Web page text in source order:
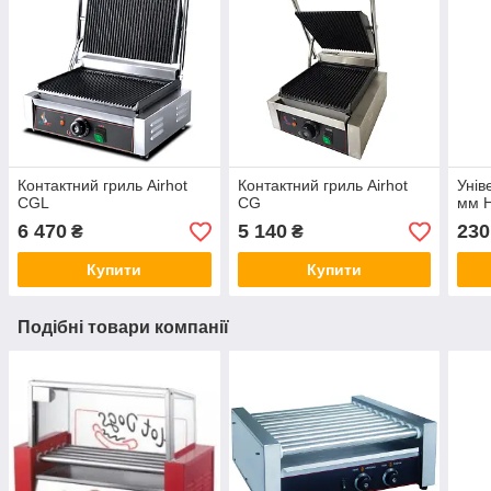
Контактний гриль Airhot
CGL
6 470 ₴
Купити
Контактний гриль Airhot
CG
5 140₴
Купити
мм
230
Подібні товари компанії